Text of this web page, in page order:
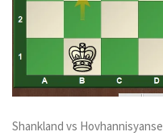
Shankland vs Hovhannisyanse